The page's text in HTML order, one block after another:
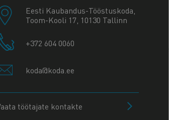
Eesti Kaubandus-Tööstuskoda,
Toom-Kooli 17, 10130 Tallinn
+372 604 0060
koda@koda.ee
töötajate kontakte